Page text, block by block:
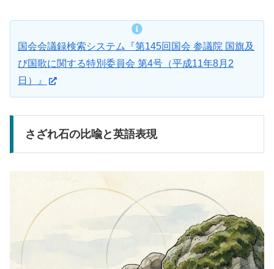
国会会議録検索システム『第145回国会 参議院 国旗及
び国歌に関する特別委員会 第4号（平成11年8月2
日）』
さざれ石の比喩と英語表現